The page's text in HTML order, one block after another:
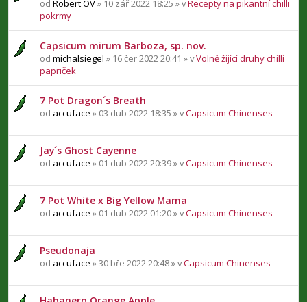
od Robert OV» 10 zář 2022 18:25 » vRecepty na pikantní chilli
pokrmy
Capsicum mirum Barboza, sp. nov.
od michalsiegel » 16 čer 2022 20:41 » vVolně žijící druhy chilli
papriček
7 Pot Dragon´s Breath
od accuface » 03 dub 2022 18:35 » vCapsicum Chinenses
Jay´s Ghost Cayenne
od accuface » 01 dub 2022 20:39 » vCapsicum Chinenses
7 Pot White x Big Yellow Mama
od accuface » 01 dub 2022 01:20 » vCapsicum Chinenses
Pseudonaja
od accuface » 30 bře 2022 20:48 » vCapsicum Chinenses